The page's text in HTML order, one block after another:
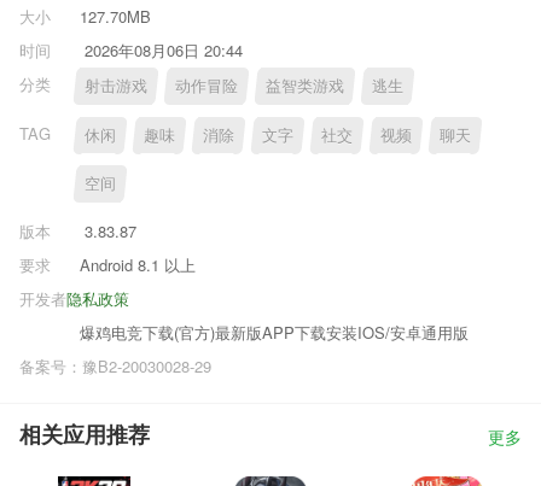
大小
127.70MB
时间
2026年08月06日 20:44
分类
射击游戏 动作冒险 益智类游戏 逃生
TAG 休闲 趣味 消除 文字 社交 视频 聊天
空间
版本
3.83.87
要求
Android 8.1 以上
隐私政策
开发者
爆鸡电竞下载(官方)最新版APP下载安装IOS/安卓通用版
备案号：豫B2-20030028-29
相关应用推荐 更多